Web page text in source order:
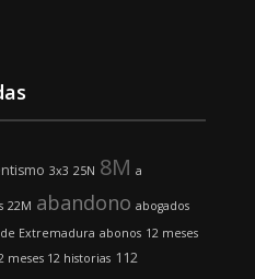
3x3 25N 8M a
22M abandono abogados
Extremadura abonos 12 meses
meses 12 historias 112